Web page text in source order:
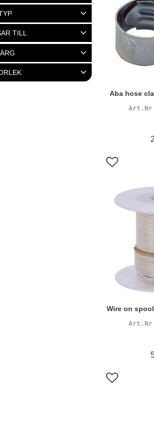
34
fler
3
1
fler
TILL
2
4
Aba hose
Lägg till i
Wire on
Lägg till i